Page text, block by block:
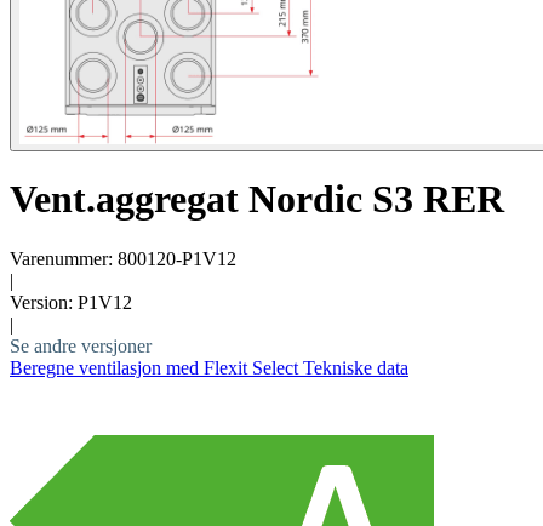
Vent.aggregat Nordic S3 RER
Varenummer: 800120-P1V12
|
Version: P1V12
|
Se andre versjoner
Beregne ventilasjon med Flexit Select Tekniske data